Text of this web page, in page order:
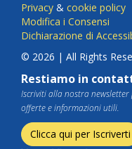
Privacy & cookie policy
Modifica i Consensi
Dichiarazione di
© 2026 | All Rights
Restiamo in
Iscriviti alla nostra
offerte e informazioni utili.
Clicca qui per Iscriverti